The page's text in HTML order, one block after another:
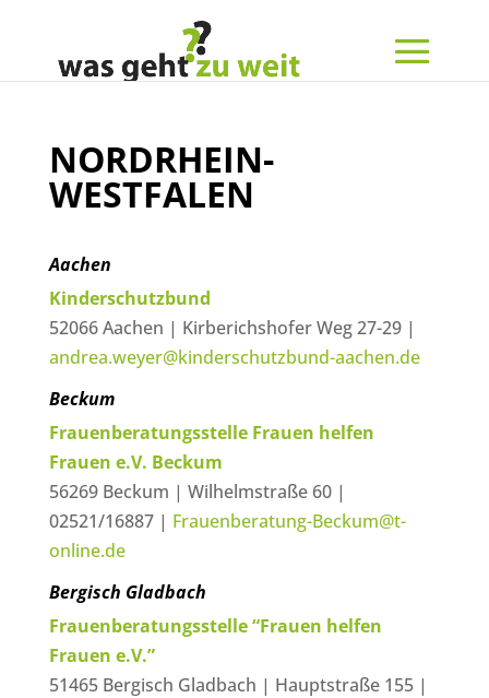
NORDRHEIN-
WESTFALEN
Aachen
Kinderschutzbund
52066 Aachen | Kirberichshofer Weg 27-29 |
andrea.weyer@kinderschutzbund-aachen.de
Beckum
Frauenberatungsstelle Frauen helfen
Frauen e.V. Beckum
56269 Beckum | Wilhelmstraße 60 |
02521/16887 | Frauenberatung-Beckum@t-
online.de
Bergisch Gladbach
Frauenberatungsstelle “Frauen helfen
Frauen e.V.”
51465 Bergisch Gladbach | Hauptstraße 155 |